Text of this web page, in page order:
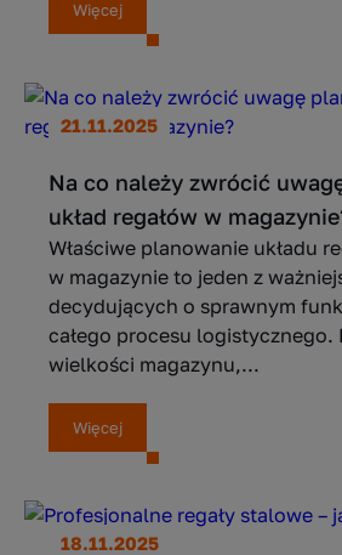
Więcej
21.11.2025
Na co należy zwrócić
układ regałów w
Właściwe planowanie układu
w magazynie to jeden z
decydujących o sprawnym
całego procesu logistycznego.
wielkości magazynu,...
Więcej
18.11.2025